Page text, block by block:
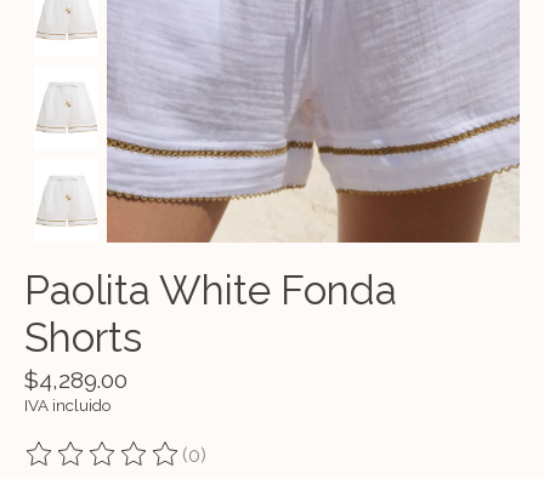
Paolita White Fonda
Shorts
$4,289.00
IVA incluido
The rating of this product is
(0)